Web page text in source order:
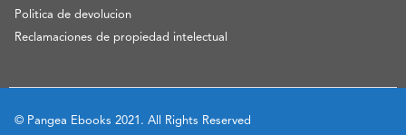
Politica de devolucion
Reclamaciones de propiedad intelectual
© Pangea Ebooks 2021. All Rights Reserved